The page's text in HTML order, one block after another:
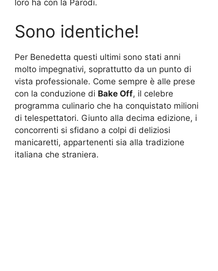
loro ha con la Parodi.
Sono identiche!
Per Benedetta questi ultimi sono stati anni
molto impegnativi, soprattutto da un punto di
vista professionale. Come sempre è alle prese
con la conduzione di Bake Off, il celebre
programma culinario che ha conquistato milioni
di telespettatori. Giunto alla decima edizione, i
concorrenti si sfidano a colpi di deliziosi
manicaretti, appartenenti sia alla tradizione
italiana che straniera.